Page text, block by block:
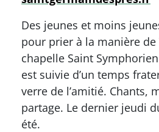
Des jeunes et moins
pour prier à la manière de
chapelle Saint
est suivie d’un temps
verre de l’amitié. Chants,
partage. Le dernier jeudi
été.